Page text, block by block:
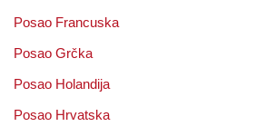
Posao Francuska
Posao Grčka
Posao Holandija
Posao Hrvatska